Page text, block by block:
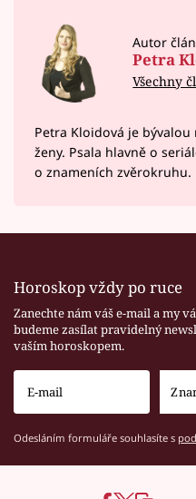
Autor
Petra
Všechny
Petra Kloidová je
ženy. Psala hlavně o
o znameních zvěrokruhu.
Horoskop vždy po ruce
Zanechte nám váš e-mail a my
budeme zasílat pravidelný
vaším horoskopem.
Odesláním formuláře souhlasíte s